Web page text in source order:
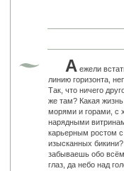
А ежели
линию горизонта,
Так, что ничего
же там? Какая
морями и горами, с
нарядными
карьерным ростом
изысканных
забываешь обо
глаз, да небо над